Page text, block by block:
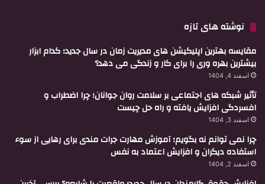
نوشته های تازه
مقایسه بهترین اپلیکیشن های مدیریت زمان در سال جدید؛ کدام ابزار
بیشترین بهره وری را برای کار و زندگی می دهد؟
اسفند 4, 1404
تأثیر شبکه های اجتماعی بر سلامت روان جوانان؛ چرا اضطراب و
افسردگی افزایش یافته و راه حل چیست
اسفند 3, 1404
چرا نمی توانم نه بگویم؛ آموزش مهارت جرات مندی برای رهایی از سوء
استفاده دیگران و افزایش اعتماد به نفس
اسفند 2, 1404